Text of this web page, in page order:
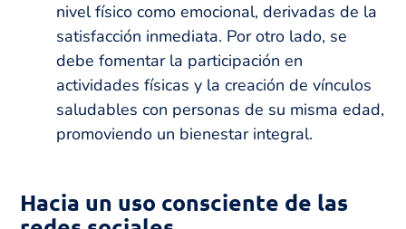
nivel físico como emocional, derivadas de la
satisfacción inmediata. Por otro lado, se
debe fomentar la participación en
actividades físicas y la creación de vínculos
saludables con personas de su misma edad,
promoviendo un bienestar integral.
Hacia un uso consciente de las